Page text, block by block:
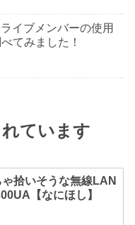
ライブメンバーの使用
てみました！
ています
拾いそうな無線LAN
【なにほし】